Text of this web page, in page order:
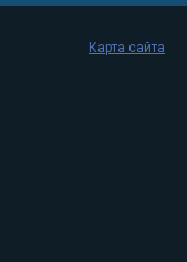
Карта сайта